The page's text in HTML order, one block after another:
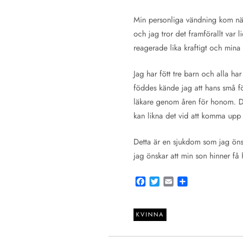
Min personliga vändning kom
och jag tror det framförallt var
reagerade lika kraftigt och
Jag har fött tre barn och alla
föddes kände jag att hans små
läkare genom åren för honom.
kan likna det vid att komma
Detta är en sjukdom som jag
jag önskar att min son hinner
Facebook
TwitterEmailShare
KVINNA